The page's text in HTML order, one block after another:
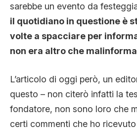
sarebbe un evento da
il quotidiano in questione è
volte a spacciare per
non era altro che
L’articolo di oggi però, un
questo – non citerò infatti la
fondatore, non sono loro che
certi commenti che ho